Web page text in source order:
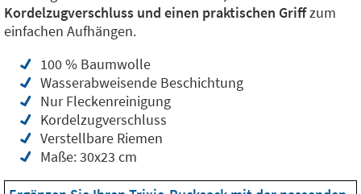
Kordelzugverschluss und einen praktischen Griffzum
einfachen Aufhängen.
100 % Baumwolle
Wasserabweisende Beschichtung
Nur Fleckenreinigung
Kordelzugverschluss
Verstellbare Riemen
Maße: 30x23 cm